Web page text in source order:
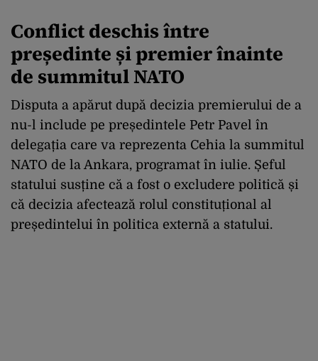
Conflict deschis între
președinte și premier înainte
de summitul NATO
Disputa a apărut după decizia premierului de a
nu-l include pe președintele Petr Pavel în
delegația care va reprezenta Cehia la summitul
NATO de la Ankara, programat în iulie. Șeful
statului susține că a fost o excludere politică și
că decizia afectează rolul constituțional al
președintelui în politica externă a statului.